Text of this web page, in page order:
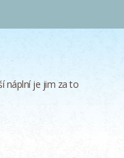
náplní je jim za to